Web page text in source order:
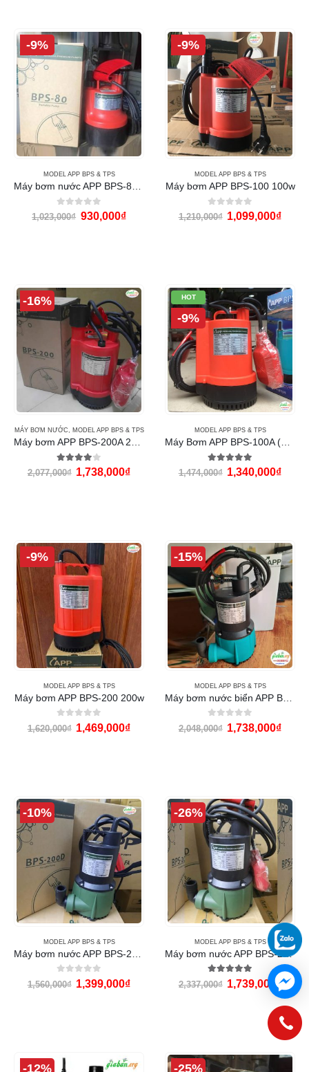
-9%
MODEL APP BPS & TPS
Máy bơm nước APP BPS-80 (80w)
0out of 5
1,023,000₫ 930,000₫
-9%
MODEL APP BPS & TPS
Máy bơm APP BPS-100 100w
0out of 5
1,210,000₫ 1,099,000₫
-16%
MÁY BƠM NƯỚC, MODEL APP BPS & TPS
4.00 out of 5
2,077,000₫ 1,738,000₫
HOT
-9%
MODEL APP BPS & TPS
5.00 out of 5
1,474,000₫ 1,340,000₫
-9%
MODEL APP BPS & TPS
Máy bơm APP BPS-200 200w
0out of 5
1,620,000₫ 1,469,000₫
-15%
MODEL APP BPS & TPS
0out of 5
2,048,000₫ 1,738,000₫
-10%
MODEL APP BPS & TPS
0out of 5
1,560,000₫ 1,399,000₫
-26%
MODEL APP BPS & TPS
Máy bơm nước APP BPS-200DA (200w)
5.00 out of 5
2,337,000₫ 1,739,000₫
-12% -25%